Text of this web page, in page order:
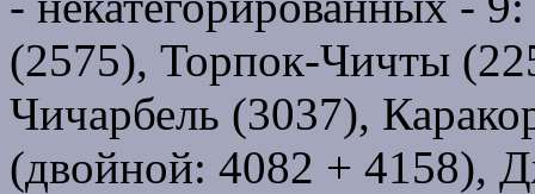
(2575), Торпок-Чичты
Чичарбель (3037),
(двойной: 4082 + 4158),